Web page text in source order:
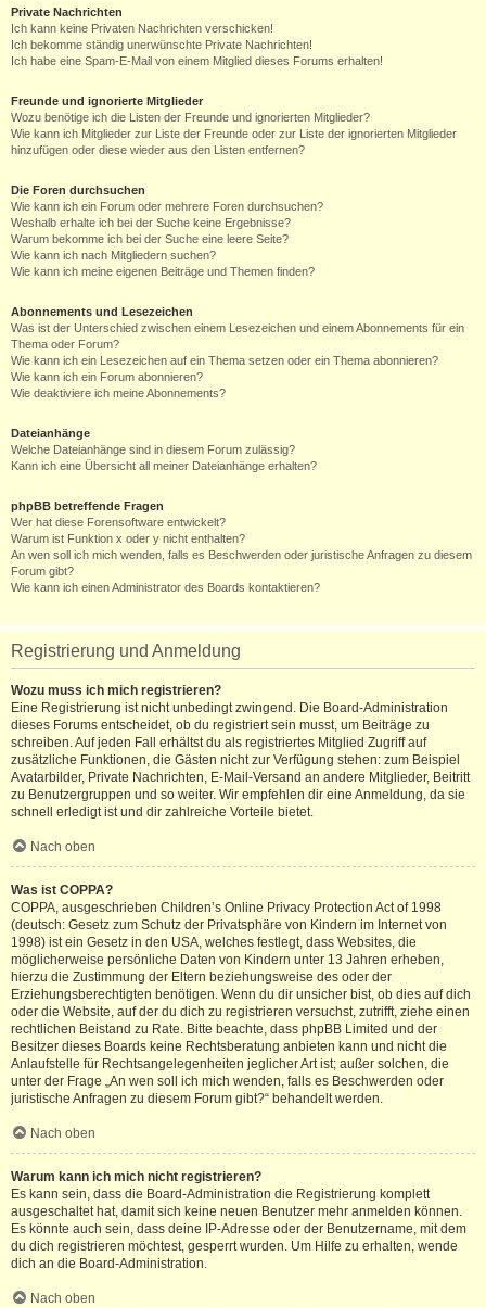
Private Nachrichten
Ich kann keine Privaten Nachrichten verschicken!
Ich bekomme ständig unerwünschte Private Nachrichten!
Ich habe eine Spam-E-Mail von einem Mitglied dieses Forums erhalten!
Freunde und ignorierte Mitglieder
Wozu benötige ich die Listen der Freunde und ignorierten Mitglieder?
Wie kann ich Mitglieder zur Liste der Freunde oder zur Liste der ignorierten Mitglieder
hinzufügen oder diese wieder aus den Listen entfernen?
Die Foren durchsuchen
Wie kann ich ein Forum oder mehrere Foren durchsuchen?
Weshalb erhalte ich bei der Suche keine Ergebnisse?
Warum bekomme ich bei der Suche eine leere Seite?
Wie kann ich nach Mitgliedern suchen?
Wie kann ich meine eigenen Beiträge und Themen finden?
Abonnements und Lesezeichen
Was ist der Unterschied zwischen einem Lesezeichen und einem Abonnements für ein
Thema oder Forum?
Wie kann ich ein Lesezeichen auf ein Thema setzen oder ein Thema abonnieren?
Wie kann ich ein Forum abonnieren?
Wie deaktiviere ich meine Abonnements?
Dateianhänge
Welche Dateianhänge sind in diesem Forum zulässig?
Kann ich eine Übersicht all meiner Dateianhänge erhalten?
phpBB betreffende Fragen
Wer hat diese Forensoftware entwickelt?
Warum ist Funktion x oder y nicht enthalten?
An wen soll ich mich wenden, falls es Beschwerden oder juristische Anfragen zu diesem
Forum gibt?
Wie kann ich einen Administrator des Boards kontaktieren?
Registrierung und Anmeldung
Wozu muss ich mich registrieren?
Eine Registrierung ist nicht unbedingt zwingend. Die Board-Administration
dieses Forums entscheidet, ob du registriert sein musst, um Beiträge zu
schreiben. Auf jeden Fall erhältst du als registriertes Mitglied Zugriff auf
zusätzliche Funktionen, die Gästen nicht zur Verfügung stehen: zum Beispiel
Avatarbilder, Private Nachrichten, E-Mail-Versand an andere Mitglieder, Beitritt
zu Benutzergruppen und so weiter. Wir empfehlen dir eine Anmeldung, da sie
schnell erledigt ist und dir zahlreiche Vorteile bietet.
Nach oben
Was ist COPPA?
COPPA, ausgeschrieben Children’s Online Privacy Protection Act of 1998
(deutsch: Gesetz zum Schutz der Privatsphäre von Kindern im Internet von
1998) ist ein Gesetz in den USA, welches festlegt, dass Websites, die
möglicherweise persönliche Daten von Kindern unter 13 Jahren erheben,
hierzu die Zustimmung der Eltern beziehungsweise des oder der
Erziehungsberechtigten benötigen. Wenn du dir unsicher bist, ob dies auf dich
oder die Website, auf der du dich zu registrieren versuchst, zutrifft, ziehe einen
rechtlichen Beistand zu Rate. Bitte beachte, dass phpBB Limited und der
Besitzer dieses Boards keine Rechtsberatung anbieten kann und nicht die
Anlaufstelle für Rechtsangelegenheiten jeglicher Art ist; außer solchen, die
unter der Frage „An wen soll ich mich wenden, falls es Beschwerden oder
juristische Anfragen zu diesem Forum gibt?“ behandelt werden.
Nach oben
Warum kann ich mich nicht registrieren?
Es kann sein, dass die Board-Administration die Registrierung komplett
ausgeschaltet hat, damit sich keine neuen Benutzer mehr anmelden können.
Es könnte auch sein, dass deine IP-Adresse oder der Benutzername, mit dem
du dich registrieren möchtest, gesperrt wurden. Um Hilfe zu erhalten, wende
dich an die Board-Administration.
Nach oben